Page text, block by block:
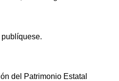
del Patrimonio Estatal